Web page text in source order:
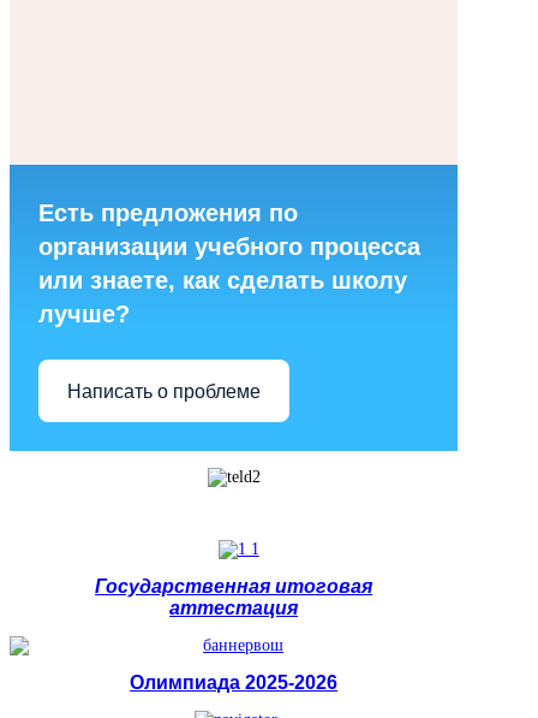
Есть предложения по
организации учебного процесса
или знаете, как сделать школу
лучше?
Написать о проблеме
Государственная итоговая
аттестация
Олимпиада 2025-2026